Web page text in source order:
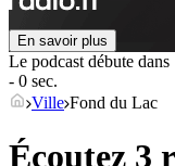
En savoir plus
Le podcast débute dans
- 0 sec.
Ville Fond du Lac
Écoutez 3